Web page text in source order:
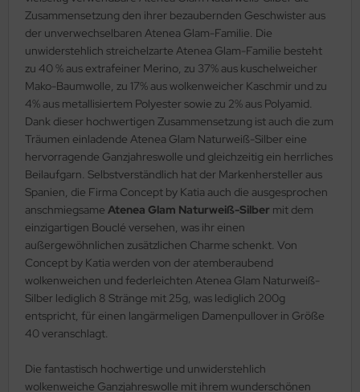
Zusammensetzung den ihrer bezaubernden Geschwister aus
der unverwechselbaren Atenea Glam-Familie. Die
unwiderstehlich streichelzarte Atenea Glam-Familie besteht
zu 40 % aus extrafeiner Merino, zu 37% aus kuschelweicher
Mako-Baumwolle, zu 17% aus wolkenweicher Kaschmir und zu
4% aus metallisiertem Polyester sowie zu 2% aus Polyamid.
Dank dieser hochwertigen Zusammensetzung ist auch die zum
Träumen einladende Atenea Glam Naturweiß-Silber eine
hervorragende Ganzjahreswolle und gleichzeitig ein herrliches
Beilaufgarn. Selbstverständlich hat der Markenhersteller aus
Spanien, die Firma Concept by Katia auch die ausgesprochen
anschmiegsame Atenea Glam Naturweiß-Silber mit dem
einzigartigen Bouclé versehen, was ihr einen
außergewöhnlichen zusätzlichen Charme schenkt. Von
Concept by Katia werden von der atemberaubend
wolkenweichen und federleichten Atenea Glam Naturweiß-
Silber lediglich 8 Stränge mit 25g, was lediglich 200g
entspricht, für einen langärmeligen Damenpullover in Größe
40 veranschlagt.
Die fantastisch hochwertige und unwiderstehlich
wolkenweiche Ganzjahreswolle mit ihrem wunderschönen